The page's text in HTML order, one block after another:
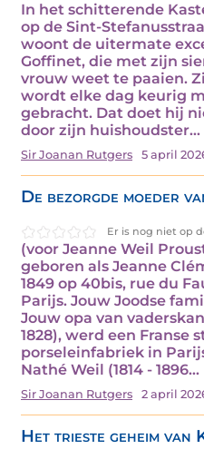
In het schitterende
op de Sint-
woont de uitermate
Goffinet, die met zijn
vrouw weet te paaien.
wordt elke dag keurig
gebracht. Dat doet hij
door zijn huishoudster…
Sir Joanan Rutgers 5 april
De bezorgde moeder
Er is nog niet op
(voor Jeanne Weil
geboren als Jeanne
1849 op 40bis, rue du
Parijs. Jouw Joodse
Jouw opa van
1828), werd een Franse
porseleinfabriek in
Nathé Weil (1814 - 1896…
Sir Joanan Rutgers 2 april
Het trieste geheim van